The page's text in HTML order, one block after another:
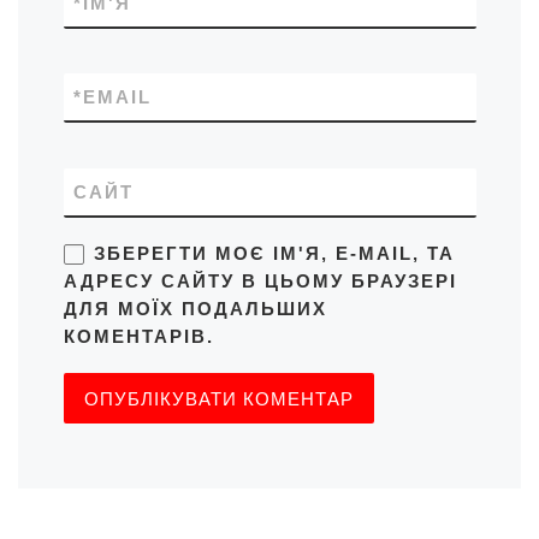
EMAIL
*
САЙТ
ЗБЕРЕГТИ МОЄ ІМ'Я, E-MAIL, ТА
АДРЕСУ САЙТУ В ЦЬОМУ БРАУЗЕРІ
ДЛЯ МОЇХ ПОДАЛЬШИХ
КОМЕНТАРІВ.